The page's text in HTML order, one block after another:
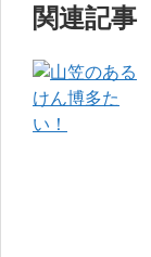
関連記事